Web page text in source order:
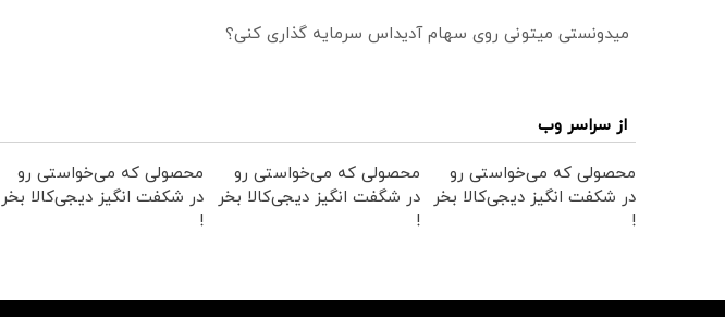
میدونستی میتونی روی سهام آدیداس سرمایه گذاری کنی؟
از سراسر وب
محصولی که می‌خواستی رو
در شکفت انگیز دیجی‌کالا بخر
!
محصولی که می‌خواستی رو
در شگفت انگیز دیجی‌کالا بخر
!
محصولی که می‌خواستی رو
در شکفت انگیز دیجی‌کالا بخر
!